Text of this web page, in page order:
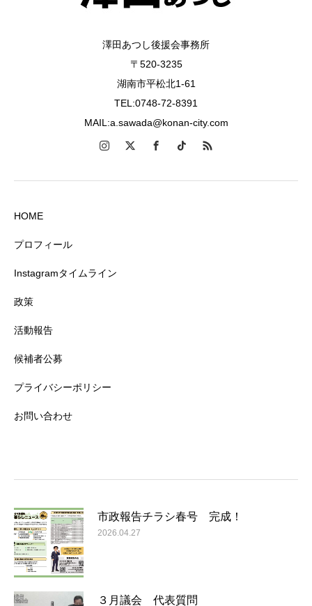
澤田あつし後援会事務所
〒520-3235
湖南市平松北1-61
TEL:0748-72-8391
MAIL:a.sawada@konan-city.com
HOME
プロフィール
Instagramタイムライン
政策
活動報告
候補者公募
プライバシーポリシー
お問い合わせ
市政報告チラシ春号 完成！
2026.04.27
３月議会 代表質問